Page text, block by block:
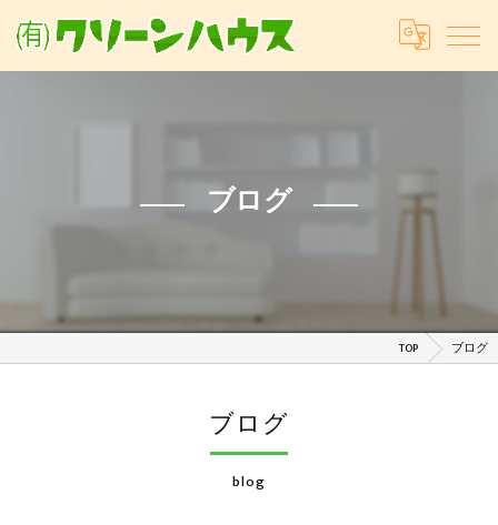
ブログ
TOP ブログ
ブログ
blog